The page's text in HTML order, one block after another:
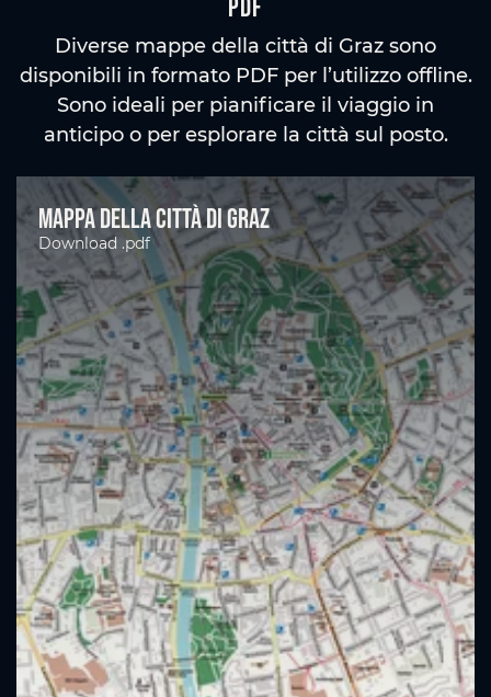
PDF
Diverse mappe della città di Graz sono
disponibili in formato PDF per l’utilizzo offline.
Sono ideali per pianificare il viaggio in
anticipo o per esplorare la città sul posto.
mappa della città di Graz
Download .pdf